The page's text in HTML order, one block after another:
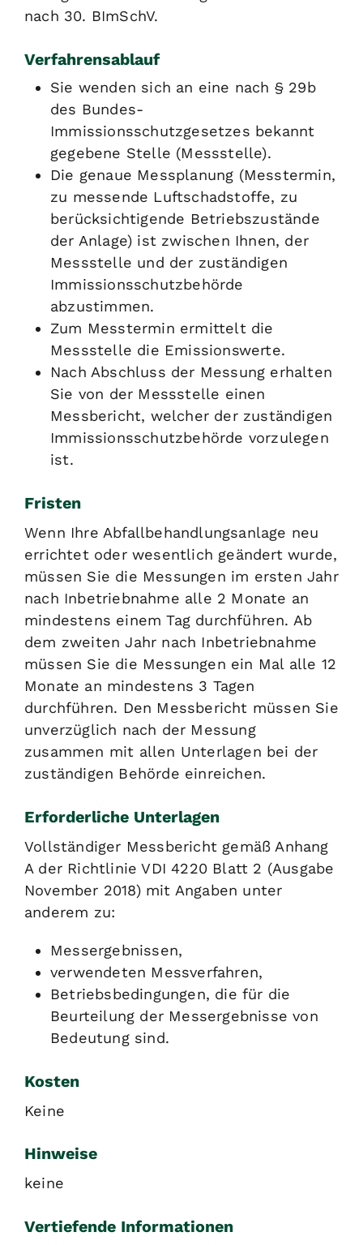
nach 30. BImSchV.
Verfahrensablauf
Sie wenden sich an eine nach § 29b
des Bundes-
Immissionsschutzgesetzes bekannt
gegebene Stelle (Messstelle).
Die genaue Messplanung (Messtermin,
zu messende Luftschadstoffe, zu
berücksichtigende Betriebszustände
der Anlage) ist zwischen Ihnen, der
Messstelle und der zuständigen
Immissionsschutzbehörde
abzustimmen.
Zum Messtermin ermittelt die
Messstelle die Emissionswerte.
Nach Abschluss der Messung erhalten
Sie von der Messstelle einen
Messbericht, welcher der zuständigen
Immissionsschutzbehörde vorzulegen
ist.
Fristen
Wenn Ihre Abfallbehandlungsanlage neu
errichtet oder wesentlich geändert wurde,
müssen Sie die Messungen im ersten Jahr
nach Inbetriebnahme alle 2 Monate an
mindestens einem Tag durchführen. Ab
dem zweiten Jahr nach Inbetriebnahme
müssen Sie die Messungen ein Mal alle 12
Monate an mindestens 3 Tagen
durchführen. Den Messbericht müssen Sie
unverzüglich nach der Messung
zusammen mit allen Unterlagen bei der
zuständigen Behörde einreichen.
Erforderliche Unterlagen
Vollständiger Messbericht gemäß Anhang
A der Richtlinie VDI 4220 Blatt 2 (Ausgabe
November 2018) mit Angaben unter
anderem zu:
Messergebnissen,
verwendeten Messverfahren,
Betriebsbedingungen, die für die
Beurteilung der Messergebnisse von
Bedeutung sind.
Kosten
Keine
Hinweise
keine
Vertiefende Informationen